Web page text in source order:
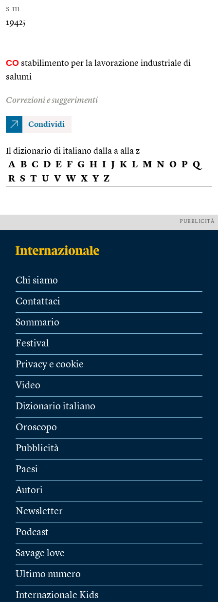
s.m.
1942;
CO stabilimento per la lavorazione industriale di
salumi
Correzioni e suggerimenti
Condividi
Il dizionario di italiano dalla a alla z
A B C D E F G H I J K L M N O P Q
R S T U V W X Y Z
PUBBLICITÀ
Chi siamo
Contattaci
Sommario
Festival
Privacy e cookie
Video
Dizionario italiano
Oroscopo
Pubblicità
Paesi
Autori
Newsletter
Podcast
Savage love
Ultimo numero
Internazionale Kids